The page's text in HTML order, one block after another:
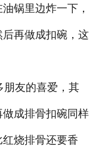
锅里边炸一下，
再做成扣碗，这
友的喜爱，其
成排骨扣碗同样
烧排骨还要香